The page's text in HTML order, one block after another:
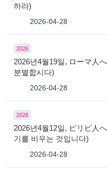
하라)
2026-04-28
2026
2026년4월19일, ローマ人
분별합시다)
2026-04-28
2026
2026년4월12일, ピリピ人
기를 비우는 것입니다)
2026-04-28